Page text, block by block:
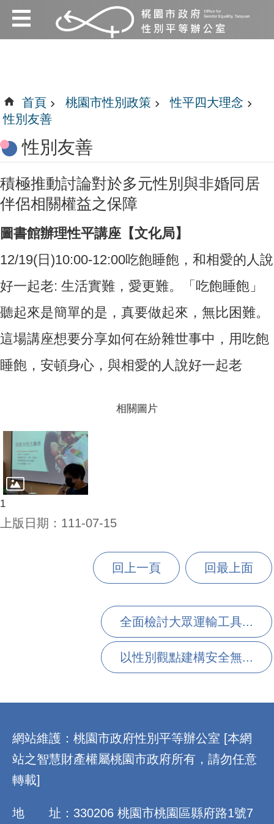
跳到主要內容區塊
:::
:::
首頁 桃園市性別政策
性平四大理念
性別友善
性別友善
積極推動討論對於多元性別與非婚同居
伴侶相關權益之保障
圖書館辦理性平講座【文化局】
12/19(日)10:00-12:00吃飽睡飽，和相愛的人說
好一起老: 生活實難，愛更難。「吃飽睡飽」
聽起來是簡單的是，真要做起來，無比困難。
這場講座想要分享如何在紛雜世事中，用吃飽
睡飽，安頓身心，與相愛的人說好一起老
相關圖片
1
上版日期：111-07-15
回上一頁 回最上面
全面檢討大眾運輸工具...
以性別觀點建構安全無...
網站維護：桃園市政府性別平等辦公室 [本網
站之智慧財產權屬桃園市政府所有，請勿任意
轉載]
地 址：330206 桃園市桃園區縣府路1號7